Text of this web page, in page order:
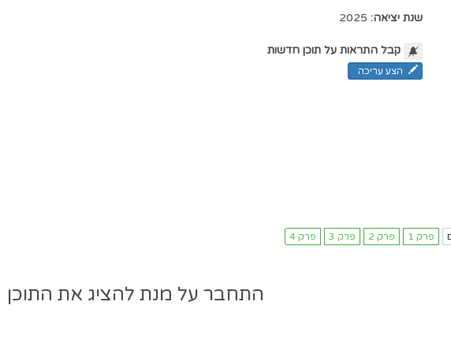
שנת יציאה: 2025
קבל התראות על תוכן חדשות
הצע עריכה
התחבר על מנת להציג את התוכן